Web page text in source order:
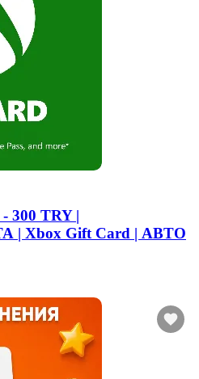
300 TRY |
Xbox Gift Card | АВТО